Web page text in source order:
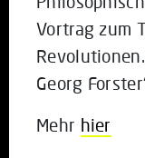
Vortrag zum
Georg
Mehr hier